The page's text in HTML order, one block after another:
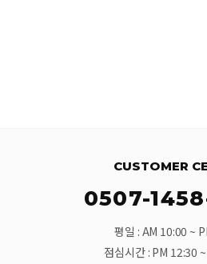
CUSTOMER
0507-
평일 : AM 10:00 ~
점심시간 : PM 12:30